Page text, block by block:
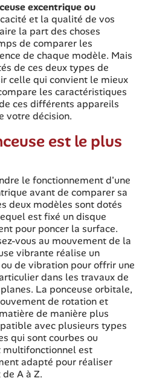
excentrique ou
et la qualité de vos
la part des choses
de comparer les
de chaque modèle. Mais
de ces deux types de
celle qui convient le mieux
les caractéristiques
ces différents appareils
votre décision.
est le plus
le fonctionnement d'une
avant de comparer sa
deux modèles sont dotés
est fixé un disque
pour poncer la surface.
vous au mouvement de la
vibrante réalise un
de vibration pour offrir une
dans les travaux de
La ponceuse orbitale,
de rotation et
de manière plus
avec plusieurs types
qui sont courbes ou
multifonctionnel est
adapté pour réaliser
A à Z.